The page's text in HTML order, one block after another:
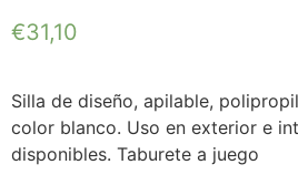
€31,10
Silla de diseño, apilable,
color blanco. Uso en exterior e
disponibles. Taburete a juego